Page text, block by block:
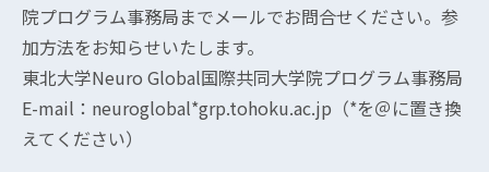
院プログラム事務局までメールでお問合せください。参
加方法をお知らせいたします。
東北大学Neuro Global国際共同大学院プログラム事務局
E-mail：neuroglobal*grp.tohoku.ac.jp（*を＠に置き換
えてください）